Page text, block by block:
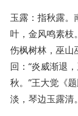
玉露：指秋露。
叶，金风鸣素枝
伤枫树林，巫山
回：“炎威渐退
秋。”王大觉《
淡，琴边玉露清